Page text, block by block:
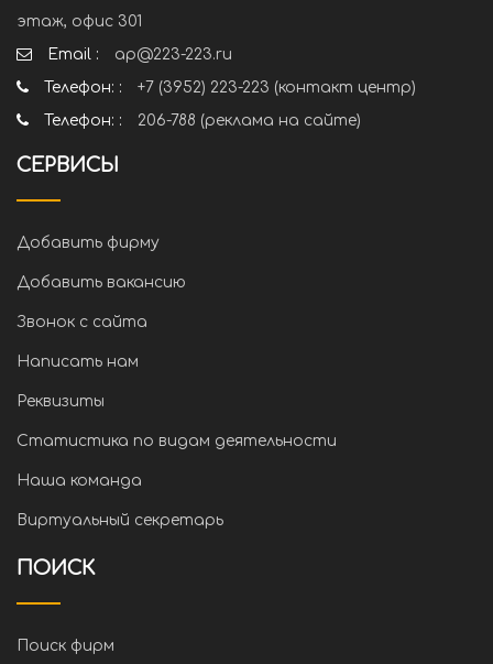
этаж, офис 301
Email :
ap@223-223.ru
Телефон: :
+7 (3952) 223-223 (контакт центр)
Телефон: :
206-788 (реклама на сайте)
СЕРВИСЫ
Добавить фирму
Добавить вакансию
Звонок с сайта
Написать нам
Реквизиты
Статистика по видам деятельности
Наша команда
Виртуальный секретарь
ПОИСК
Поиск фирм